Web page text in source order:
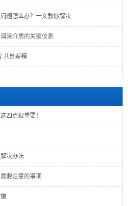
题怎么办？一文教你解决
滑介质的关键仪表
共赴薪程
四点很重要！
决办法
要注意的事项